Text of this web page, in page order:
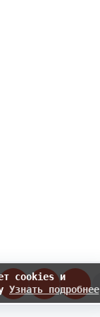
cookies и
Узнать подробнее